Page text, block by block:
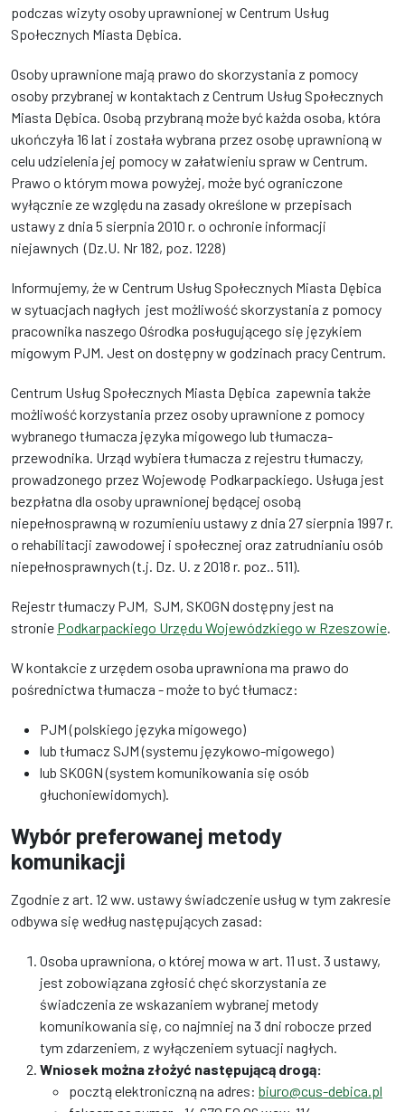
podczas wizyty osoby uprawnionej w Centrum Usług
Społecznych Miasta Dębica.
Osoby uprawnione mają prawo do skorzystania z pomocy
osoby przybranej w kontaktach z Centrum Usług Społecznych
Miasta Dębica. Osobą przybraną może być każda osoba, która
ukończyła 16 lat i została wybrana przez osobę uprawnioną w
celu udzielenia jej pomocy w załatwieniu spraw w Centrum.
Prawo o którym mowa powyżej, może być ograniczone
wyłącznie ze względu na zasady określone w przepisach
ustawy z dnia 5 sierpnia 2010 r. o ochronie informacji
niejawnych (Dz.U. Nr 182, poz. 1228)
Informujemy, że w Centrum Usług Społecznych Miasta Dębica
w sytuacjach nagłych jest możliwość skorzystania z pomocy
pracownika naszego Ośrodka posługującego się językiem
migowym PJM. Jest on dostępny w godzinach pracy Centrum.
Centrum Usług Społecznych Miasta Dębica zapewnia także
możliwość korzystania przez osoby uprawnione z pomocy
wybranego tłumacza języka migowego lub tłumacza-
przewodnika. Urząd wybiera tłumacza z rejestru tłumaczy,
prowadzonego przez Wojewodę Podkarpackiego. Usługa jest
bezpłatna dla osoby uprawnionej będącej osobą
niepełnosprawną w rozumieniu ustawy z dnia 27 sierpnia 1997 r.
o rehabilitacji zawodowej i społecznej oraz zatrudnianiu osób
niepełnosprawnych (t.j. Dz. U. z 2018 r. poz.. 511).
Rejestr tłumaczy PJM, SJM, SKOGN dostępny jest na
stronie Podkarpackiego Urzędu Wojewódzkiego w Rzeszowie
W kontakcie z urzędem osoba uprawniona ma prawo do
pośrednictwa tłumacza - może to być tłumacz:
PJM (polskiego języka migowego)
lub tłumacz SJM (systemu językowo-migowego)
lub SKOGN (system komunikowania się osób
głuchoniewidomych).
Wybór preferowanej metody
komunikacji
Zgodnie z art. 12 ww. ustawy świadczenie usług w tym zakresie
odbywa się według następujących zasad:
Osoba uprawniona, o której mowa w art. 11 ust. 3 ustawy,
jest zobowiązana zgłosić chęć skorzystania ze
świadczenia ze wskazaniem wybranej metody
komunikowania się, co najmniej na 3 dni robocze przed
tym zdarzeniem, z wyłączeniem sytuacji nagłych.
Wniosek można złożyć następującą drogą:
pocztą elektroniczną na adres: biuro@cus-debica.pl